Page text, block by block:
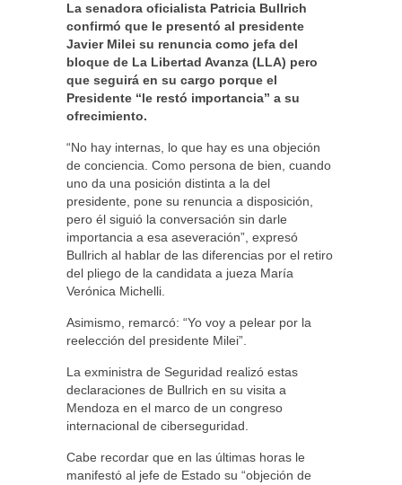
La senadora oficialista Patricia Bullrich
confirmó que le presentó al presidente
Javier Milei su renuncia como jefa del
bloque de La Libertad Avanza (LLA) pero
que seguirá en su cargo porque el
Presidente “le restó importancia” a su
ofrecimiento.
“No hay internas, lo que hay es una objeción
de conciencia. Como persona de bien, cuando
uno da una posición distinta a la del
presidente, pone su renuncia a disposición,
pero él siguió la conversación sin darle
importancia a esa aseveración”, expresó
Bullrich al hablar de las diferencias por el retiro
del pliego de la candidata a jueza María
Verónica Michelli.
Asimismo, remarcó: “Yo voy a pelear por la
reelección del presidente Milei”.
La exministra de Seguridad realizó estas
declaraciones de Bullrich en su visita a
Mendoza en el marco de un congreso
internacional de ciberseguridad.
Cabe recordar que en las últimas horas le
manifestó al jefe de Estado su “objeción de